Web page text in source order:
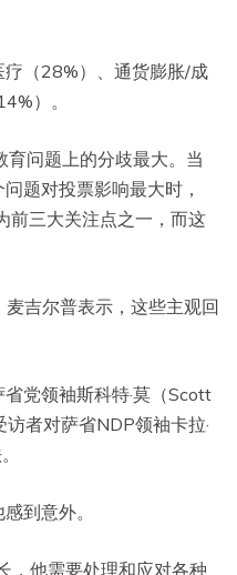
（28%）、通货膨胀/成
）。
问题上的分歧最大。当
题对投票影响最大时，
前三大关注点之一，而这
吉尔普表示，这些主观回
党领袖斯科特·莫（Scott
者对萨省NDP领袖卡拉·
到意外。
，他需要处理和应对各种